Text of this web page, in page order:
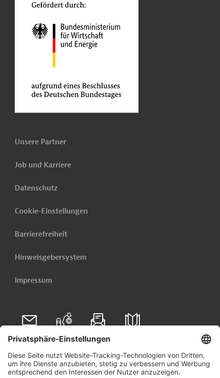
Unsere Partner
Job und Karriere
Datenschutz
Cookie-Einstellungen
Barrierefreiheit
Hinweisgebersystem
Impressum
Folgen Sie uns auf